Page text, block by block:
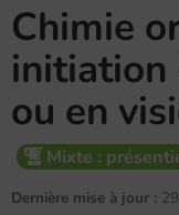
Chimie
initiation
ou en
Mixte :
Dernière mise à jour :